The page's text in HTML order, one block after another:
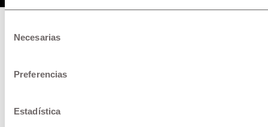
Necesarias
Preferencias
Estadística